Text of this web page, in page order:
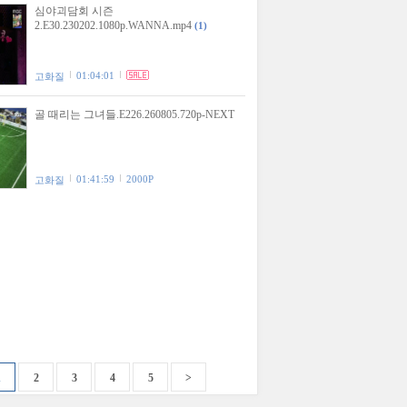
심야괴담회 시즌
2.E30.230202.1080p.WANNA.mp4 (1)
고화질 01:04:01
골 때리는 그녀들.E226.260805.720p-NEXT
고화질 01:41:59 2000P
2 3 4 5 >